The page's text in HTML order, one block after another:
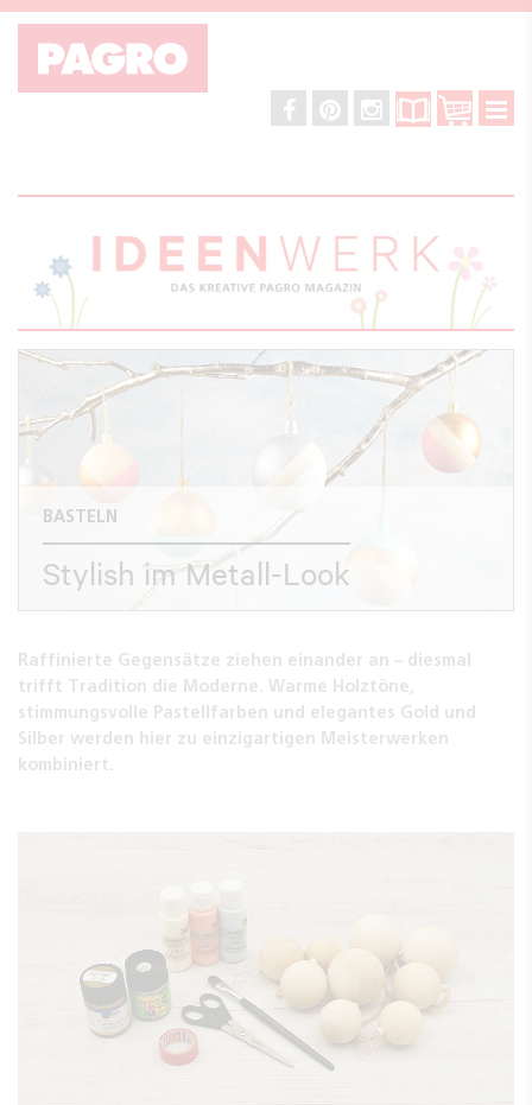
BASTELN
Stylish im Metall-Look
Raffinierte Gegensätze ziehen einander an – diesmal
trifft Tradition die Moderne. Warme Holztöne,
stimmungsvolle Pastellfarben und elegantes Gold und
Silber werden hier zu einzigartigen Meisterwerken
kombiniert.